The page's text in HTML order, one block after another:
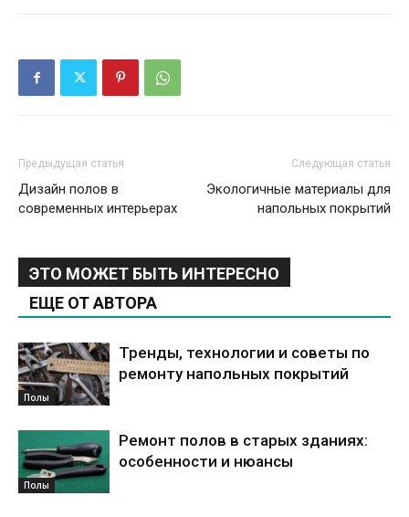
Предыдущая статья
Дизайн полов в
современных интерьерах
Следующая статья
Экологичные материалы для
напольных покрытий
ЭТО МОЖЕТ БЫТЬ ИНТЕРЕСНО
ЕЩЕ ОТ АВТОРА
Полы
Тренды, технологии и советы по
ремонту напольных покрытий
Полы
Ремонт полов в старых зданиях:
особенности и нюансы